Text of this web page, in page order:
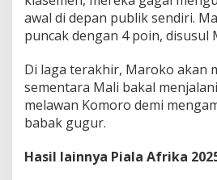
awal di depan publik sendiri.
puncak dengan 4 poin, disusul
Di laga terakhir, Maroko akan
sementara Mali bakal
melawan Komoro demi
babak gugur.
Hasil lainnya Piala Afrika